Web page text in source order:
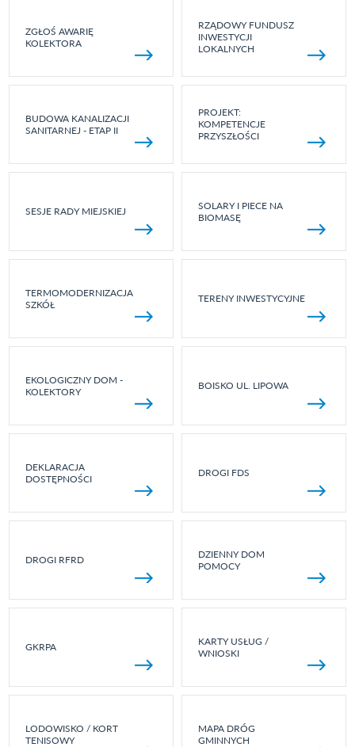
ZGŁOŚ AWARIĘ
KOLEKTORA
RZĄDOWY FUNDUSZ
INWESTYCJI
LOKALNYCH
BUDOWA KANALIZACJI
SANITARNEJ - ETAP II
PROJEKT:
KOMPETENCJE
PRZYSZŁOŚCI
SESJE RADY MIEJSKIEJ
SOLARY I PIECE NA
BIOMASĘ
TERMOMODERNIZACJA
SZKÓŁ
TERENY INWESTYCYJNE
EKOLOGICZNY DOM -
KOLEKTORY
BOISKO UL. LIPOWA
DEKLARACJA
DOSTĘPNOŚCI
DROGI FDS
DROGI RFRD
DZIENNY DOM
POMOCY
GKRPA
KARTY USŁUG /
WNIOSKI
LODOWISKO / KORT
TENISOWY
MAPA DRÓG
GMINNYCH